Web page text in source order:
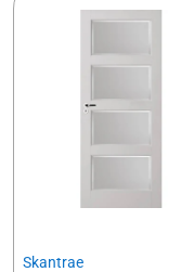
Skantrae